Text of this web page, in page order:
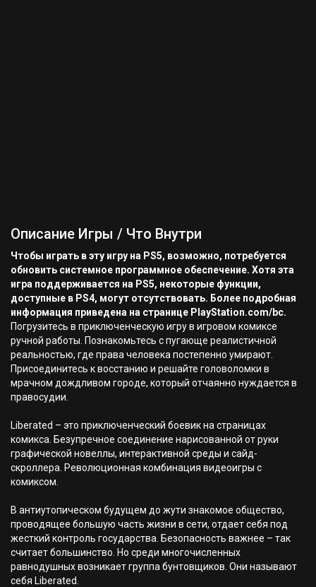
Описание Игры / Что Внутри
Чтобы играть в эту игру на PS5, возможно, потребуется
обновить системное программное обеспечение. Хотя эта
игра поддерживается на PS5, некоторые функции,
доступные в PS4, могут отсутствовать. Более подробная
информация приведена на странице PlayStation.com/bc.
Погрузитесь в приключенческую игру в игровом комиксе
ручной работы. Познакомьтесь с пугающе реалистичной
реальностью, где права человека постепенно умирают.
Присоединитесь к восстанию и решайте головоломки в
мрачном дождливом городе, который отчаянно нуждается в
правосудии.
Liberated – это приключенческий боевик на страницах
комикса. Безупречное соединение нарисованной от руки
графической новеллы, интерактивной среды и сайд-
скроллера. Революционная комбинация видеоигры с
комиксом.
В антиутопическом будущем до жути знакомое общество,
проводящее большую часть жизни в сети, отдает себя под
жесткий контроль государства. Безопасность важнее – так
считает большинство. Но среди многочисленных
равнодушных возникает группа бунтовщиков. Они называют
себя Liberated.